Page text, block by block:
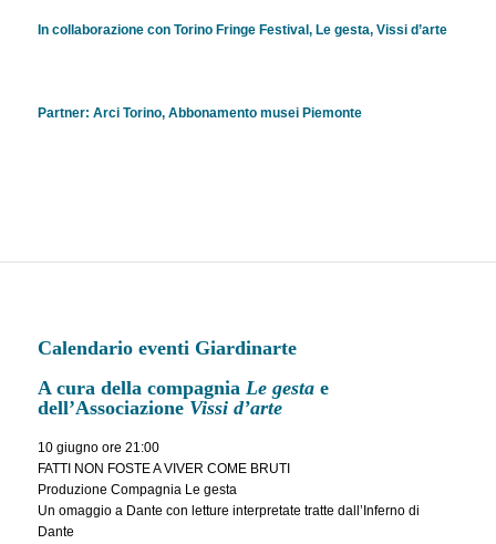
In collaborazione con Torino Fringe Festival, Le gesta, Vissi d’arte
Partner: Arci Torino, Abbonamento musei Piemonte
Calendario eventi Giardinarte
A cura della compagnia Le gestae
dell’Associazione Vissi d’arte
10 giugno ore 21:00
FATTI NON FOSTE A VIVER COME BRUTI
Produzione Compagnia Le gesta
Un omaggio a Dante con letture interpretate tratte dall’Inferno di
Dante